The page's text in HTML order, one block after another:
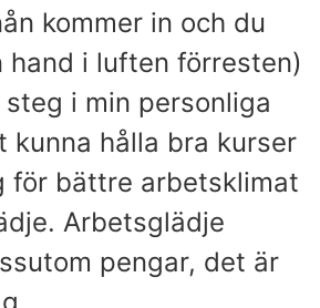
kommer in och du
hand i luften förresten)
i min personliga
kunna hålla bra kurser
för bättre arbetsklimat
Arbetsglädje
pengar, det är